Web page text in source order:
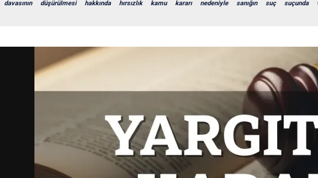
davasının düşürülmesi hakkında hırsızlık kamu kararı nedeniyle sanığın suç suçunda